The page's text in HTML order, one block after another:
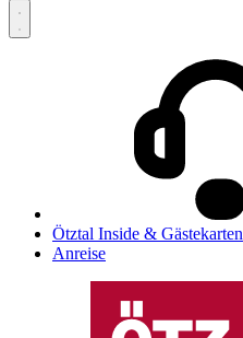
Ötztal Inside & Gästekarten
Anreise